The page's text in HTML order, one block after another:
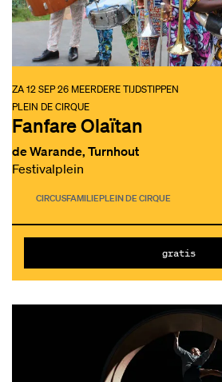
Fanfare Olaïtan
PLEIN DE CIRQUE
ZA 12 SEP 26 MEERDERE TIJDSTIPPEN
de Warande, Turnhout
Festivalplein
CIRCUSFAMILIEPLEIN DE CIRQUE
gratis